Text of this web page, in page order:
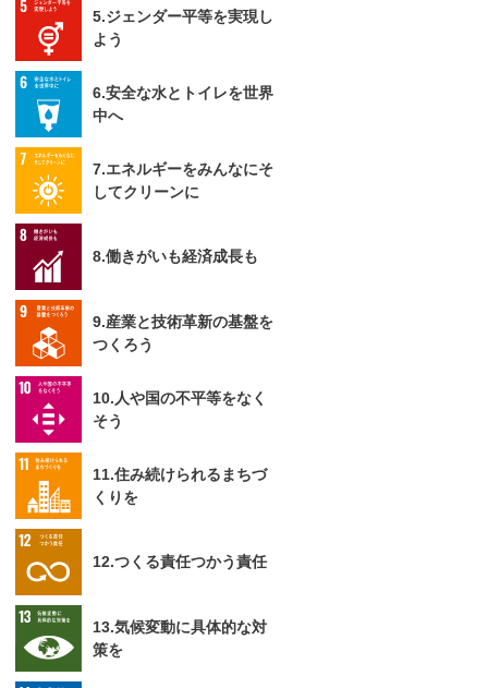
5.ジェンダー平等を実現し
よう
6.安全な水とトイレを世界
中へ
7.エネルギーをみんなにそ
してクリーンに
8.働きがいも経済成長も
9.産業と技術革新の基盤を
つくろう
10.人や国の不平等をなく
そう
11.住み続けられるまちづ
くりを
12.つくる責任つかう責任
13.気候変動に具体的な対
策を